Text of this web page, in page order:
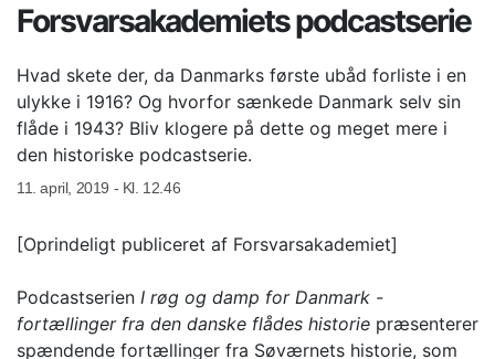
Forsvarsakademiets podcastserie
Hvad skete der, da Danmarks første ubåd forliste i en
ulykke i 1916? Og hvorfor sænkede Danmark selv sin
flåde i 1943? Bliv klogere på dette og meget mere i
den historiske podcastserie.
11. april, 2019 - Kl. 12.46
[Oprindeligt publiceret af Forsvarsakademiet]
Podcastserien I røg og damp for Danmark -
fortællinger fra den danske flådes historie præsenterer
spændende fortællinger fra Søværnets historie, som